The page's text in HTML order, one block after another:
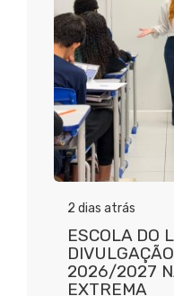
2 dias atrás
ESCOLA DO
2026/2027
EXTREMA